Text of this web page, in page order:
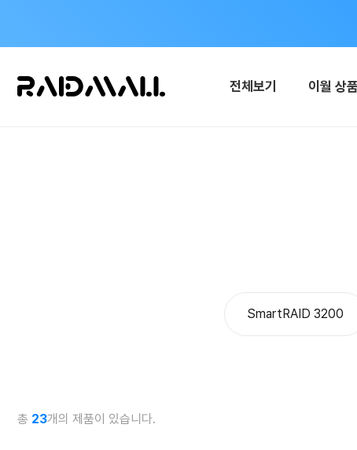
전체보기 이월 상품
SmartRAID 3200
총 23개의 제품이 있습니다.